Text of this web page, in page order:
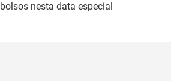
nesta data especial